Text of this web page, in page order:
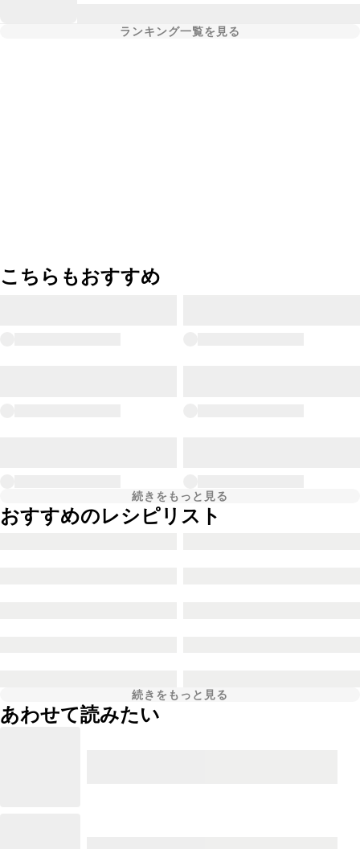
ランキング一覧を見る
こちらもおすすめ
続きをもっと見る
おすすめのレシピリスト
続きをもっと見る
あわせて読みたい